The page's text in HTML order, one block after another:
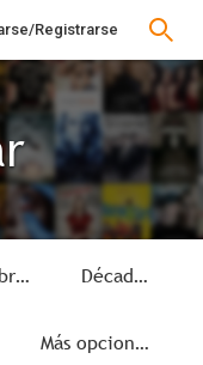
Registrarse
Hombres lobo Década
Más opciones